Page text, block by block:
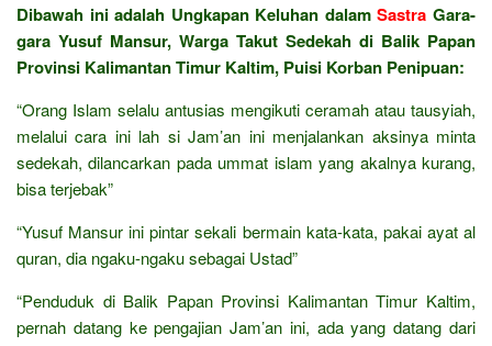
Dibawah ini adalah Ungkapan Keluhan dalamSastra Gara-
gara Yusuf Mansur, Warga Takut Sedekah di Balik Papan
Provinsi Kalimantan Timur Kaltim, Puisi Korban Penipuan:
“Orang Islam selalu antusias mengikuti ceramah atau tausyiah,
melalui cara ini lah si Jam’an ini menjalankan aksinya minta
sedekah, dilancarkan pada ummat islam yang akalnya kurang,
bisa terjebak”
“Yusuf Mansur ini pintar sekali bermain kata-kata, pakai ayat al
quran, dia ngaku-ngaku sebagai Ustad”
“Penduduk di Balik Papan Provinsi Kalimantan Timur Kaltim,
pernah datang ke pengajian Jam’an ini, ada yang datang dari